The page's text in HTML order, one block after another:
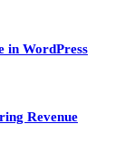
in WordPress
Revenue